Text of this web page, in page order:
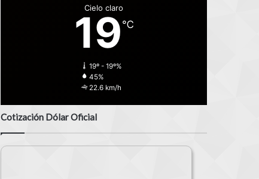
Cielo claro
19 ℃
19º - 19º%
45%
22.6 km/h
Cotización Dólar Oficial